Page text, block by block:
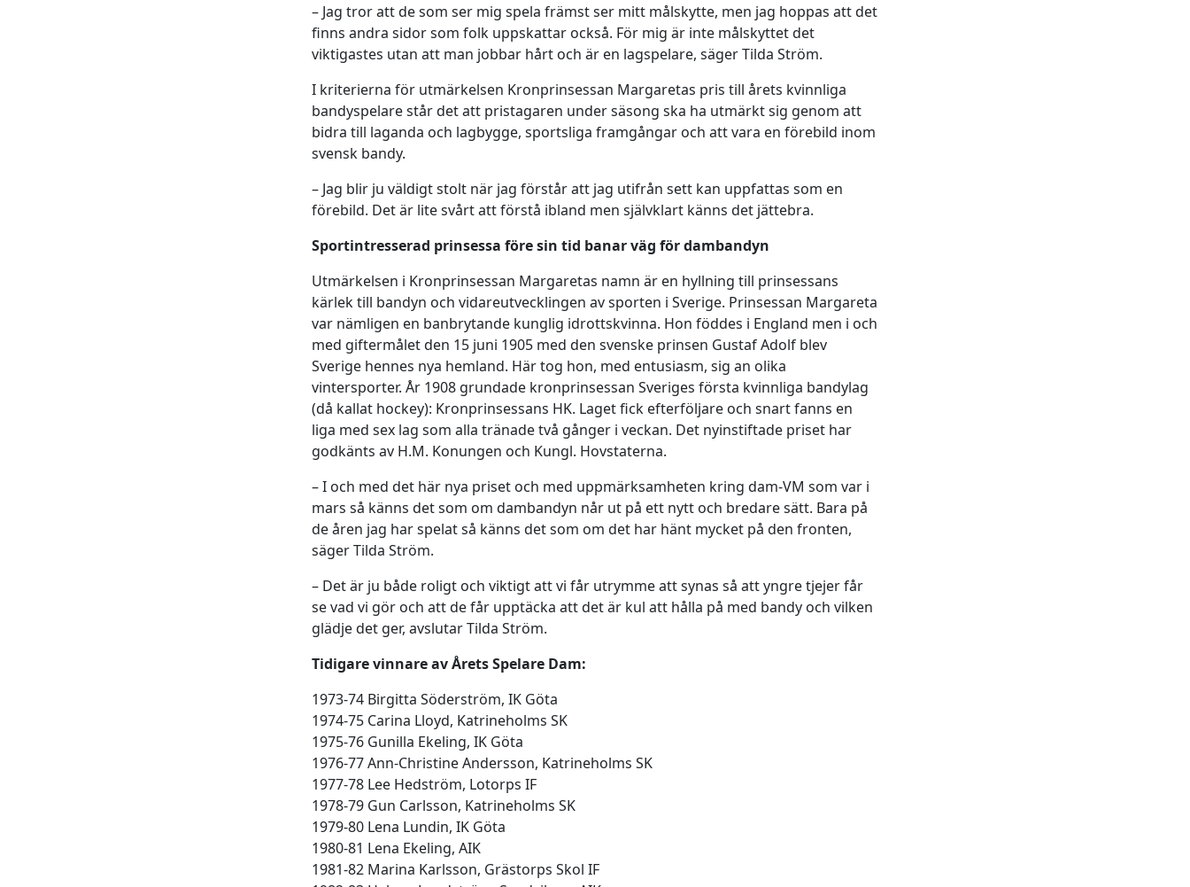
– Jag tror att de som ser mig spela främst ser mitt målskytte, men jag hoppas att det
finns andra sidor som folk uppskattar också. För mig är inte målskyttet det
viktigastes utan att man jobbar hårt och är en lagspelare, säger Tilda Ström.
I kriterierna för utmärkelsen Kronprinsessan Margaretas pris till årets kvinnliga
bandyspelare står det att pristagaren under säsong ska ha utmärkt sig genom att
bidra till laganda och lagbygge, sportsliga framgångar och att vara en förebild inom
svensk bandy.
– Jag blir ju väldigt stolt när jag förstår att jag utifrån sett kan uppfattas som en
förebild. Det är lite svårt att förstå ibland men självklart känns det jättebra.
Sportintresserad prinsessa före sin tid banar väg för dambandyn
Utmärkelsen i Kronprinsessan Margaretas namn är en hyllning till prinsessans
kärlek till bandyn och vidareutvecklingen av sporten i Sverige. Prinsessan Margareta
var nämligen en banbrytande kunglig idrottskvinna. Hon föddes i England men i och
med giftermålet den 15 juni 1905 med den svenske prinsen Gustaf Adolf blev
Sverige hennes nya hemland. Här tog hon, med entusiasm, sig an olika
vintersporter. År 1908 grundade kronprinsessan Sveriges första kvinnliga bandylag
(då kallat hockey): Kronprinsessans HK. Laget fick efterföljare och snart fanns en
liga med sex lag som alla tränade två gånger i veckan. Det nyinstiftade priset har
godkänts av H.M. Konungen och Kungl. Hovstaterna.
– I och med det här nya priset och med uppmärksamheten kring dam-VM som var i
mars så känns det som om dambandyn når ut på ett nytt och bredare sätt. Bara på
de åren jag har spelat så känns det som om det har hänt mycket på den fronten,
säger Tilda Ström.
– Det är ju både roligt och viktigt att vi får utrymme att synas så att yngre tjejer får
se vad vi gör och att de får upptäcka att det är kul att hålla på med bandy och vilken
glädje det ger, avslutar Tilda Ström.
Tidigare vinnare av Årets Spelare Dam:
1973-74 Birgitta Söderström, IK Göta
1974-75 Carina Lloyd, Katrineholms SK
1975-76 Gunilla Ekeling, IK Göta
1976-77 Ann-Christine Andersson, Katrineholms SK
1977-78 Lee Hedström, Lotorps IF
1978-79 Gun Carlsson, Katrineholms SK
1979-80 Lena Lundin, IK Göta
1980-81 Lena Ekeling, AIK
1981-82 Marina Karlsson, Grästorps Skol IF